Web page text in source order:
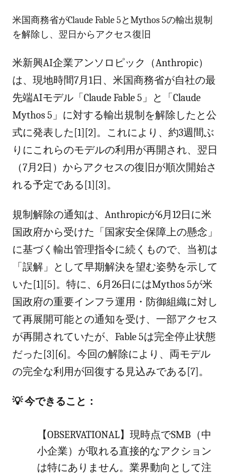
米国商務省がClaude Fable 5とMythos 5の輸出規制
を解除し、翌日からアクセス復旧
米新興AI企業アンソロピック（Anthropic）
は、現地時間7月1日、米国商務省が自社の最
先端AIモデル「Claude Fable 5」と「Claude
Mythos 5」に対する輸出規制を解除したと公
式に発表した[1][2]。これにより、約3週間ぶ
りにこれらのモデルの利用が再開され、翌日
（7月2日）からアクセスの復旧が順次開始さ
れる予定である[1][3]。
規制解除の通知は、Anthropicが6月12日に米
国政府から受けた「国家安全保障上の懸念」
に基づく輸出管理指令に続くもので、当初は
「誤解」として早期解決を望む姿勢を示して
いた[1][5]。特に、6月26日にはMythos 5が米
国政府の重要インフラ運用・防御組織に対し
て再展開可能との通知を受け、一部アクセス
が再開されていたが、Fable 5は完全停止状態
だった[3][6]。今回の解除により、両モデル
の完全な利用が回復する見込みである[7]。
💡 今できること：
【OBSERVATIONAL】現時点でSMB（中
小企業）が取れる直接的なアクション
は特にありません。業界動向として注